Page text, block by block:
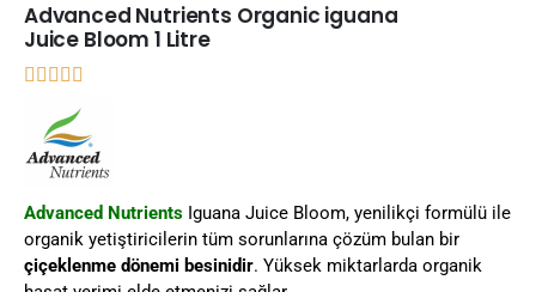
Advanced Nutrients Organic iguana
Juice Bloom 1 Litre
Advanced Nutrients Iguana Juice Bloom, yenilikçi formülü ile
organik yetiştiricilerin tüm sorunlarına çözüm bulan bir
çiçeklenme dönemi besinidir. Yüksek miktarlarda organik